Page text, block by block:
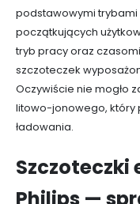
podstawowymi trybami
początkujących
tryb pracy oraz
szczoteczek
Oczywiście nie mogło
litowo-jonowego, który
ładowania.
Szczoteczki
Philips —